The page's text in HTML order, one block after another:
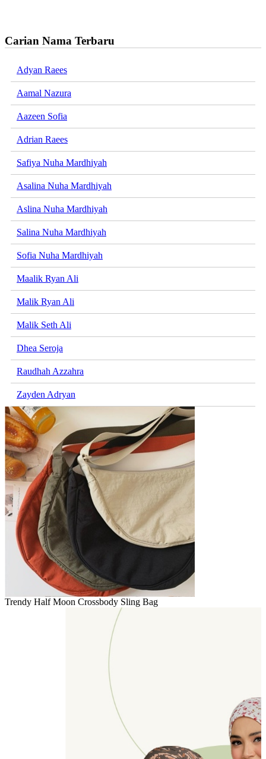
Carian Nama Terbaru
Adyan Raees
Aamal Nazura
Aazeen Sofia
Adrian Raees
Safiya Nuha Mardhiyah
Asalina Nuha Mardhiyah
Aslina Nuha Mardhiyah
Salina Nuha Mardhiyah
Sofia Nuha Mardhiyah
Maalik Ryan Ali
Malik Ryan Ali
Malik Seth Ali
Dhea Seroja
Raudhah Azzahra
Zayden Adryan
Trendy Half Moon Crossbody Sling Bag